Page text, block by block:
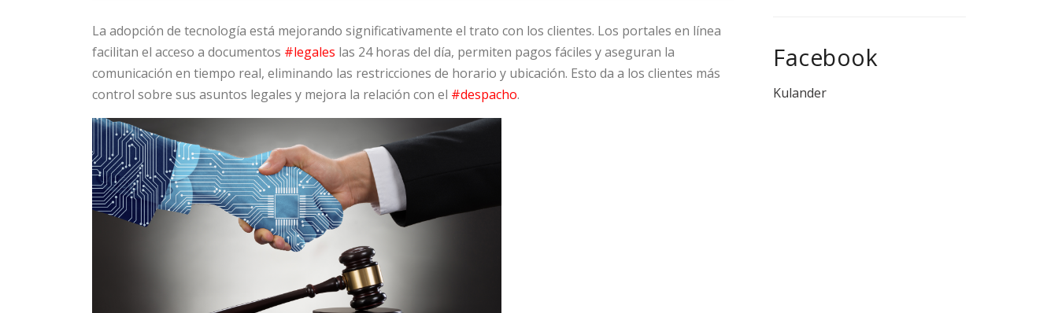
La adopción de tecnología está mejorando significativamente el trato con los clientes. Los portales en línea
facilitan el acceso a documentos #legales las 24 horas del día, permiten pagos fáciles y aseguran la
comunicación en tiempo real, eliminando las restricciones de horario y ubicación. Esto da a los clientes más
control sobre sus asuntos legales y mejora la relación con el #despacho.
Facebook
Kulander